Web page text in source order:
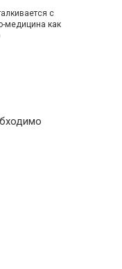
с
медицина как